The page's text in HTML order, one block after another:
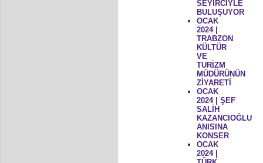
SEYİRCİYLE
BULUŞUYOR
OCAK
2024 |
TRABZON
KÜLTÜR
VE
TURİZM
MÜDÜRÜNÜN
ZİYARETİ
OCAK
2024 | ŞEF
SALİH
KAZANCIOĞLU
ANISINA
KONSER
OCAK
2024 |